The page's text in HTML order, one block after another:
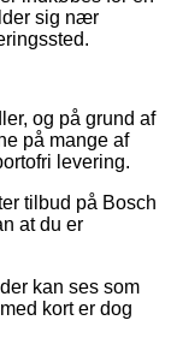
sig nær
og på grund af
på mange af
levering.
tilbud på Bosch
at du er
kan ses som
kort er dog